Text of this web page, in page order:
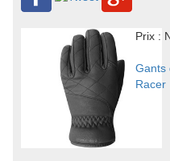
Prix :
Gants
Racer